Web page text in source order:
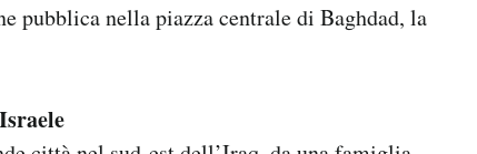
pubblica nella piazza centrale di Baghdad, la